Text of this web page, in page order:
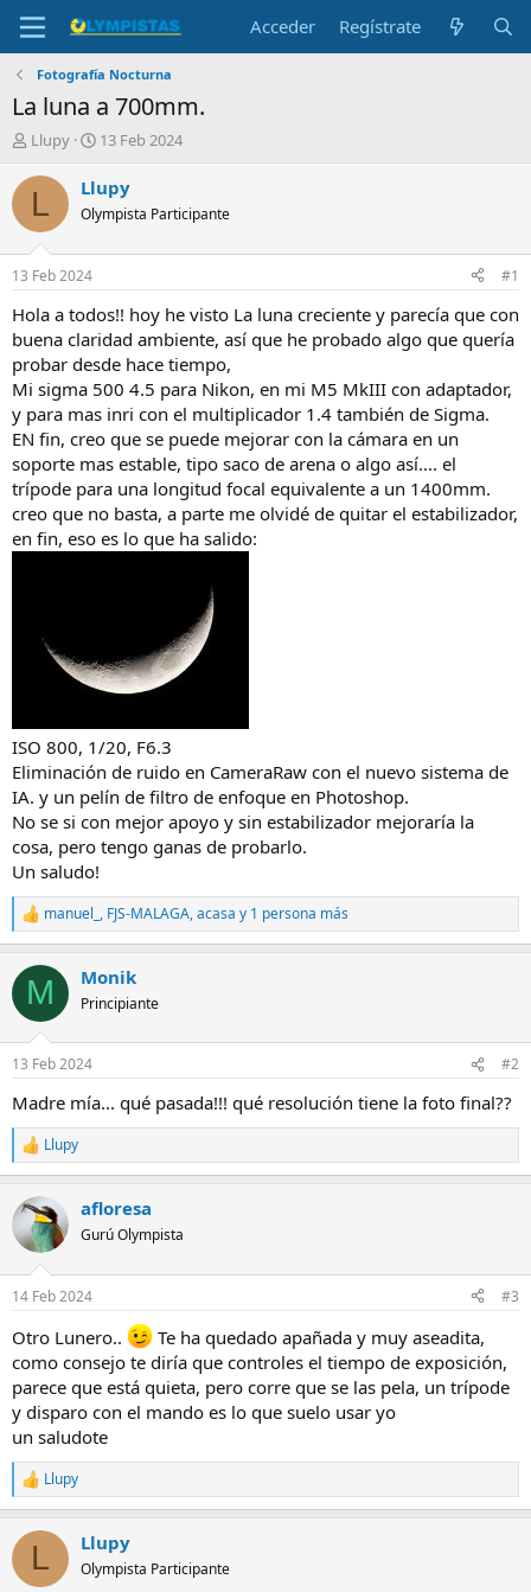
Acceder Regístrate
Fotografía Nocturna
La luna a 700mm.
I
i
a
d
o
r
e
l
t
e
m
a
Llupy
F
c
a
i
n
i
c
i
o
13 Feb 2024
L Llupy
Olympista Participante
13 Feb 2024 #1
Hola a todos!! hoy he visto La luna creciente y parecía que con
buena claridad ambiente, así que he probado algo que quería
probar desde hace tiempo,
Mi sigma 500 4.5 para Nikon, en mi M5 MkIII con adaptador,
y para mas inri con el multiplicador 1.4 también de Sigma.
EN fin, creo que se puede mejorar con la cámara en un
soporte mas estable, tipo saco de arena o algo así.... el
trípode para una longitud focal equivalente a un 1400mm.
creo que no basta, a parte me olvidé de quitar el estabilizador,
en fin, eso es lo que ha salido:
ISO 800, 1/20, F6.3
Eliminación de ruido en CameraRaw con el nuevo sistema de
IA. y un pelín de filtro de enfoque en Photoshop.
No se si con mejor apoyo y sin estabilizador mejoraría la
cosa, pero tengo ganas de probarlo.
Un saludo!
R
e
c
i
e
:
manuel_ , FJS-MALAGA,acasa y 1 persona más
M Monik
Principiante
13 Feb 2024 #2
Madre mía... qué pasada!!! qué resolución tiene la foto final??
R
e
c
c
i
e
:
Llupy
afloresa
Gurú Olympista
14 Feb 2024 #3
Otro Lunero..
Te ha quedado apañada y muy aseadita,
como consejo te diría que controles el tiempo de exposición,
parece que está quieta, pero corre que se las pela, un trípode
y disparo con el mando es lo que suelo usar yo
un saludote
R
e
c
i
Llupy
L Llupy
Olympista Participante